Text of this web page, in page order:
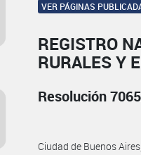
VER PÁGINAS
REGISTRO
RURALES Y
Resolución
Ciudad de Buenos